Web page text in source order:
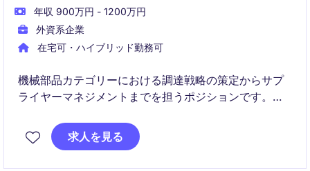
年収 900万円 - 1200万円
外資系企業
在宅可・ハイブリッド勤務可
機械部品カテゴリーにおける調達戦略の策定からサプ
ライヤーマネジメントまでを担うポジションです。グ
リスク低減を推進いただきます。
求人を見る